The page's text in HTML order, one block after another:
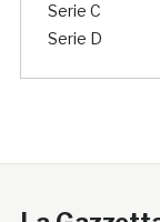
Serie C
Serie D